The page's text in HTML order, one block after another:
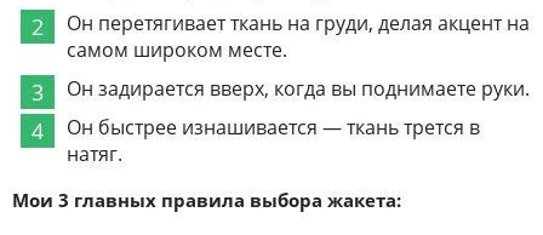
Он перетягивает ткань на груди, делая акцент на
самом широком месте.
Он задирается вверх, когда вы поднимаете руки.
Он быстрее изнашивается — ткань трется в
натяг.
Мои 3 главных правила выбора жакета: